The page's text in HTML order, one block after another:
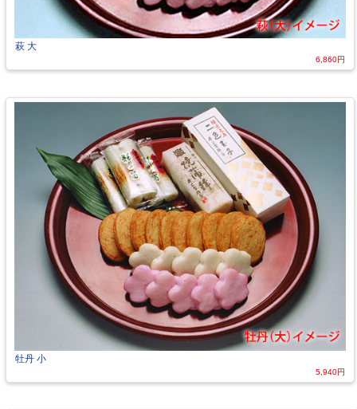
萩 大
6,860円
牡丹 小
5,940円